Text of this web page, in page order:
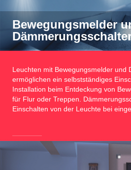
Bewegungsmelder
Leuchten mit Bewegungsmelder und
ermöglichen ein selbstständiges
Installation beim Entdeckung von
für Flur oder Treppen.
Einschalten von der Leuchte bei